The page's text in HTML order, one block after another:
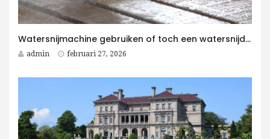
Watersnijmachine gebruiken of toch een watersnijder kopen voor jouw bedrijf?
admin februari 27, 2026